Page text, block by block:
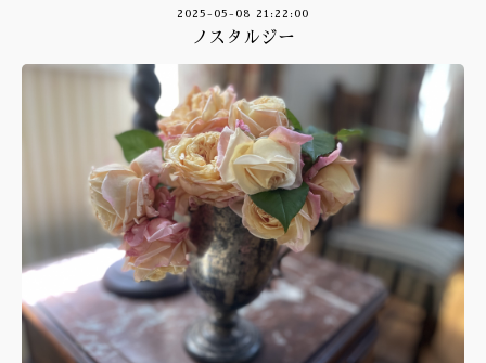
2025-05-08 21:22:00
ノスタルジー